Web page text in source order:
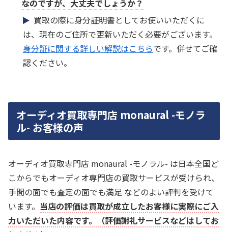
なのですが、大丈夫でしょうか？
買取の際に身分証明書としてお使いいただくに
は、現在のご住所で更新いただく必要がございます。
身分証に関する詳しい解説はこちらです。併せてご確
認ください。
オーディオ買取専門店 monaural -モノラ
ル- お客様の声
オーディオ買取専門店 monaural -モノラル- は日本全国ど
こからでもオーディオ専門店の買取サービスが受けられ、
手間の面でも査定の面でも満足 などのよい評判を受けて
います。 当店の評価は買取が成立したお客様に実際にご入
力いただいた内容です。（評価謝礼サービスなどはしてお